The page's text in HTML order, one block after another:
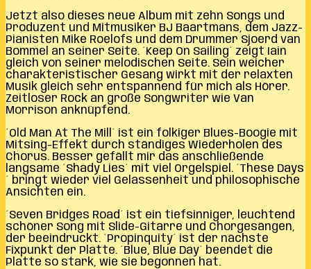
Jetzt also dieses neue Album mit zehn Songs und
Produzent und Mitmusiker BJ Baartmans, dem Jazz-
Pianisten Mike Roelofs und dem Drummer Sjoerd van
Bommel an seiner Seite. ´Keep On Sailing´ zeigt Iain
gleich von seiner melodischen Seite. Sein weicher
charakteristischer Gesang wirkt mit der relaxten
Musik gleich sehr entspannend für mich als Hörer.
Zeitloser Rock an große Songwriter wie Van
Morrison anknüpfend.
´Old Man At The Mill´ ist ein folkiger Blues-Boogie mit
Mitsing-Effekt durch ständiges Wiederholen des
Chorus. Besser gefällt mir das anschließende
langsame ´Shady Lies´ mit viel Orgelspiel. ´These Days
´ bringt wieder viel Gelassenheit und philosophische
Ansichten ein.
´Seven Bridges Road´ ist ein tiefsinniger, leuchtend
schöner Song mit Slide-Gitarre und Chorgesängen,
der beeindruckt. ´Propinquity´ ist der nächste
Fixpunkt der Platte. ´Blue, Blue Day´ beendet die
Platte so stark, wie sie begonnen hat.